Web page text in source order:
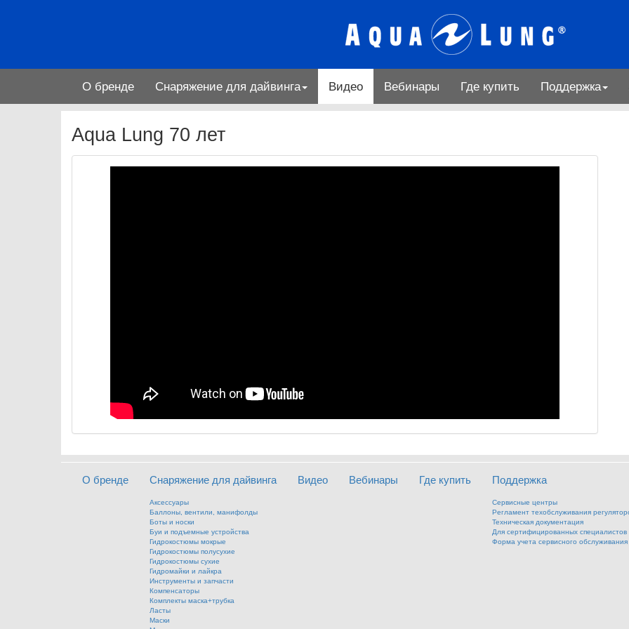
О бренде Снаряжение для дайвинга Видео Вебинары Где купить Поддержка
Aqua Lung 70 лет
О бренде Снаряжение для дайвинга
Аксессуары
Баллоны, вентили, манифолды
Боты и носки
Буи и подъемные устройства
Гидрокостюмы мокрые
Гидрокостюмы полусухие
Гидрокостюмы сухие
Гидромайки и лайкра
Инструменты и запчасти
Компенсаторы
Комплекты маска+трубка
Ласты
Маски
Видео Вебинары Где купить Поддержка
Сервисные центры
Регламент техобслуживания
Техническая документация
Для сертифицированных специалистов
Форма учета сервисного обслуживания